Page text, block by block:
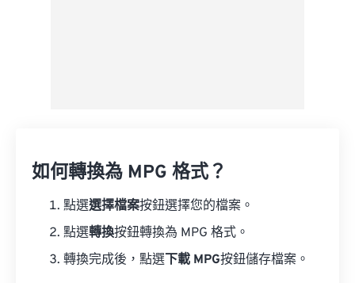
如何轉換為 MPG 格式？
點選選擇檔案按鈕選擇您的檔案。
點選轉換按鈕轉換為 MPG 格式。
轉換完成後，點選 下載 MPG按鈕儲存檔案。